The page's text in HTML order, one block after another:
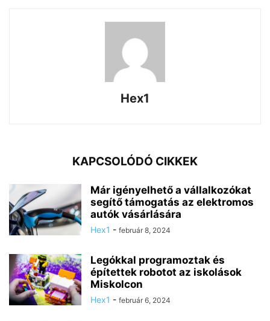
Hex1
KAPCSOLÓDÓ CIKKEK
Már igényelhető a vállalkozókat
segítő támogatás az elektromos
autók vásárlására
Hex1 - február 8, 2024
Legókkal programoztak és
építettek robotot az iskolások
Miskolcon
Hex1 - február 6, 2024